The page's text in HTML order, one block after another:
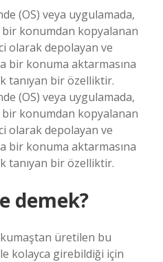
(OS) veya uygulamada,
konumdan kopyalanan
olarak depolayan ve
bir konuma aktarmasına
tanıyan bir özelliktir.
(OS) veya uygulamada,
konumdan kopyalanan
olarak depolayan ve
bir konuma aktarmasına
tanıyan bir özelliktir.
demek?
kumaştan üretilen bu
kolayca girebildiği için